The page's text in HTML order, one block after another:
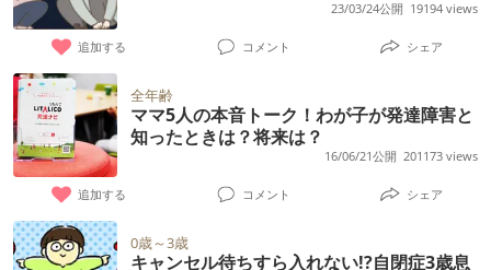
伺い出来ればと考えております。 よろしくお
願いいたします。
齢、親の名前、弟の名前、ばあばの名前、実
家の犬の名前を聞くと答えられる ・ごっこ遊
び、見立て遊びができる ・顔の表情を読み取
ることができる（私が泣いているとティッシ
ュを持ってきて「ママ、目なみだ」と言った
り、痛がってる時は「ママ、大丈夫？」と言
って絆創膏を持ってきてくれる） ・大小、長
短、左右、高低分かる ・パズル好き ・かゆ
歳の子どももいます。 みなさま、アドバイス
よろしくおねがいいたします。
喜んで行っていますがこのまま続けるのが本
人のためになるのか疑問に思っています。 こ
のようなことはよくあることなのでしょう
か？
とたちや、部屋から飛び出た子供達を呼び戻
したり、と忙しそうでうちの子は完全無視で
す。 うちの子はその間も 遊ぼうとして声がけ
を続けます。 もちろん、お子さんたちは聞い
てません。 そのまま、 うちの子は一人で遊ぶ
ことで、 諦めたようですが、そのあと、 せん
せいトイレいってきますー と、呼びかけて、
指導員の返事無しに トイレに一人で行き、 た
だいまー と一人で帰ってくるのを見て 涙が出
が多いと言われました。 朝の身支度に関して
もお友達の真似してやるとかはあまりなくマ
イワールドらしいです… 言葉も単語が基本
で、2語文が出始めて来ました。 ちなみにこ
れ何？とか応えられるものもありますが 会話
は全くできません。 納得いかないと基本物を
投げます。 こんな状態だとやっぱり幼稚園厳
しいかなと思いつつ、 療育3 幼稚園2で1週間
集団療育と、4歳になった今の様子
23/03/24公開 19194 views
追加する コメント シェア
全年齢
ママ5人の本音トーク！わが子が発達障害と
知ったときは？将来は？
16/06/21公開 201173 views
追加する コメント シェア
0歳～3歳
キャンセル待ちすら入れない!?自閉症3歳息